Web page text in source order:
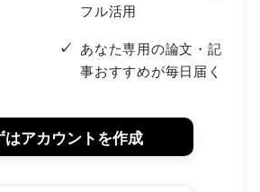
フル活用
あなた専用の論文・記
事おすすめが毎日届く
はアカウントを作成